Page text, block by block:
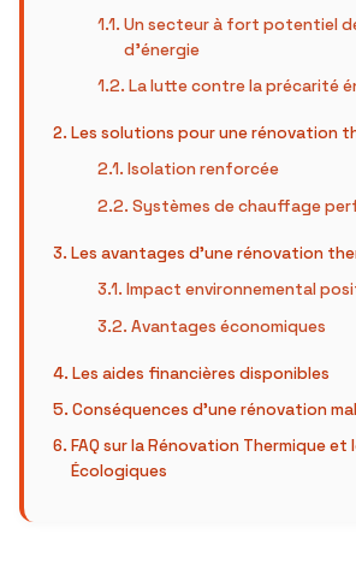
Un secteur à fort potentiel
d’énergie
La lutte contre la précarité
Les solutions pour une rénovation
Isolation renforcée
Systèmes de chauffage
Les avantages d’une rénovation
Impact environnemental
Avantages économiques
Les aides financières disponibles
Conséquences d’une rénovation
FAQ sur la Rénovation Thermique et
Écologiques